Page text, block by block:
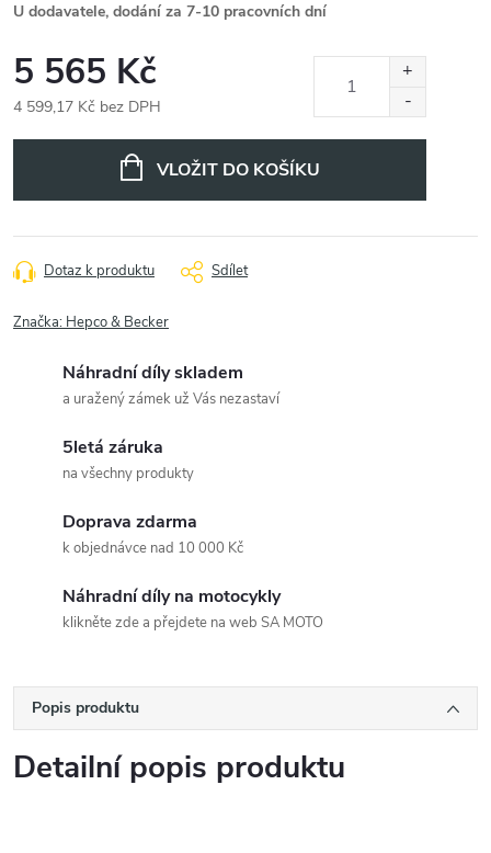
U dodavatele, dodání za 7-10 pracovních dní
5 565 Kč
4 599,17 Kč bez DPH
VLOŽIT DO KOŠÍKU
Dotaz k produktu Sdílet
Značka: Hepco & Becker
Náhradní díly skladem
a uražený zámek už Vás nezastaví
5letá záruka
na všechny produkty
Doprava zdarma
k objednávce nad 10 000 Kč
Náhradní díly na motocykly
klikněte zde a přejdete na web SA MOTO
Popis produktu
Detailní popis produktu